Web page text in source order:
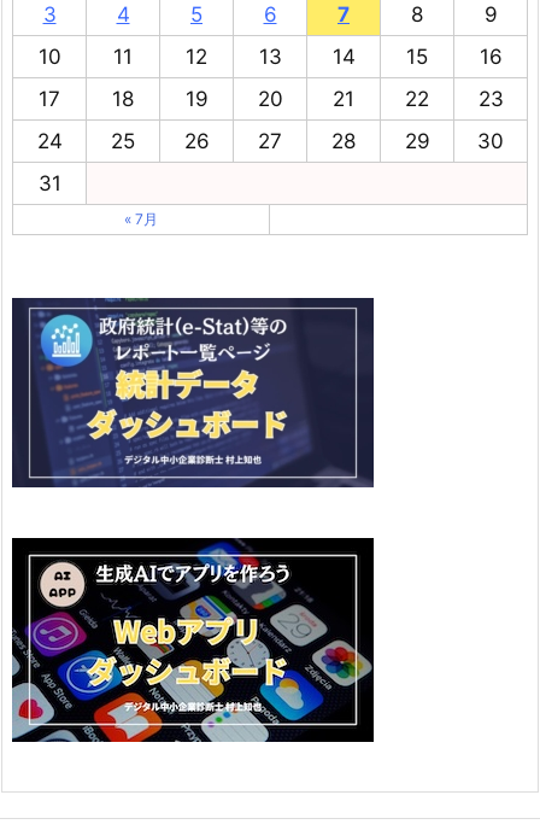
3
4 5 6 7 8
9
10
11 12 13 14 15
16
17
18 19 20 21 22
23
24
25 26 27 28 29
30
31
« 7月